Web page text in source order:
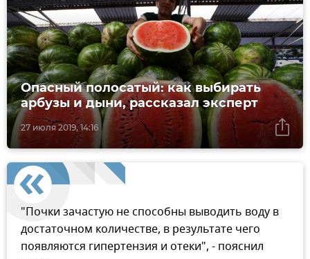
27 июля 2019, 14:16
Опасный полосатый: как выбирать
арбузы и дыни, рассказал эксперт
"Почки зачастую не способны выводить воду в
достаточном количестве, в результате чего
появляются гипертензия и отеки", - пояснил